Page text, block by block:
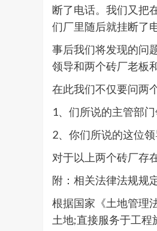
断了电话。我们又把
们厂里随后就挂断了
事后我们将发现的问
领导和两个砖厂老板
在此我们不仅要问两
1、们所说的主管部
2、你们所说的这位
对于以上两个砖厂存
附：相关法律法规规
根据国家《土地管理
土地;直接服务于工